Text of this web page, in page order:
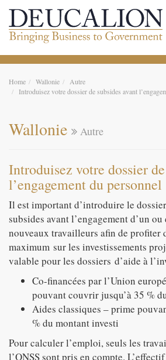
Home Wallonie
Autre
Introduisez votre dossier de subsides avant
Wallonie Autre
Introduisez votre dossier
l’engagement du personnel
Il est important d’introduire le
subsides avant l’engagement d’un
nouveaux travailleurs afin de profiter
maximum sur les investissements
valable pour les dossiers d’aide à
Co-financées par l’Union
pouvant couvrir jusqu’à 35 %
Aides classiques – prime
% du montant investi
Pour calculer l’emploi, seuls les
l’ONSS sont pris en compte.